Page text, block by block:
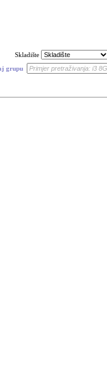
Skladište
grupu